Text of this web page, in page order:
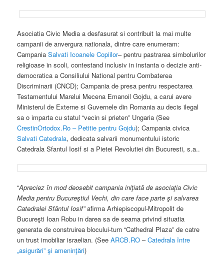
Asociatia Civic Media a desfasurat si contribuit la mai multe
campanii de anvergura nationala, dintre care enumeram:
CampaniaSalvati Icoanele Copiilor– pentru pastrarea simbolurilor
religioase in scoli, contestand inclusiv in instanta o decizie anti-
democratica a Consiliului National pentru Combaterea
Discriminarii (CNCD); Campania de presa pentru respectarea
Testamentului Marelui Mecena Emanoil Gojdu, a carui avere
Ministerul de Externe si Guvernele din Romania au decis ilegal
sa o imparta cu statul “vecin si prieten” Ungaria (See
CrestinOrtodox.Ro – Petitie pentru Gojdu); Campania civica
Salvati Catedrala, dedicata salvarii monumentului istoric
Catedrala Sfantul Iosif si a Pietei Revolutiei din Bucuresti, s.a..
“Apreciez în mod deosebit campania iniţiată de asociaţia Civic
Media pentru Bucureştiul Vechi, din care face parte şi salvarea
Catedralei Sfântul Iosif”afirma Arhiepiscopul-Mitropolit de
Bucureşti Ioan Robu in darea sa de seama privind situatia
generata de construirea blocului-turn “Cathedral Plaza” de catre
un trust imobiliar israelian. (SeeARCB.RO–Catedrala între
„asigurări” şi ameninţări)